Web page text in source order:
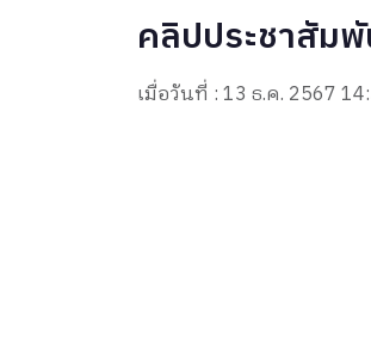
คลิปประชาสัม
เมื่อวันที่ : 13 ธ.ค. 2567